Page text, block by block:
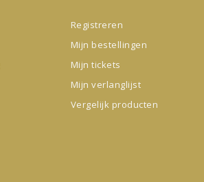
Registreren
Mijn bestellingen
Mijn tickets
Mijn verlanglijst
Vergelijk producten